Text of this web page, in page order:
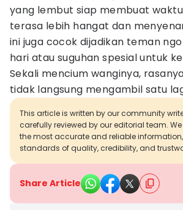
yang lembut siap membuat
terasa lebih hangat dan
ini juga cocok dijadikan teman
hari atau suguhan spesial untuk
Sekali mencium wanginya,
tidak langsung mengambil satu
This article is written by our community
carefully reviewed by our editorial team.
the most accurate and reliable
standards of quality, credibility, and
Share Article